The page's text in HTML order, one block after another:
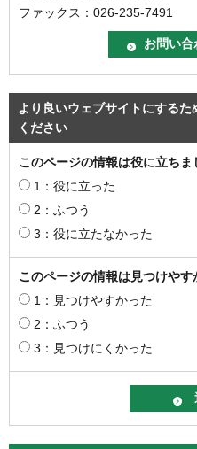
ファックス：026-235-7491
より良いウェブサイトにする
ください
このページの情報は役に立ちま
1：役に立った
2：ふつう
3：役に立たなかった
このページの情報は見つけやす
1：見つけやすかった
2：ふつう
3：見つけにくかった